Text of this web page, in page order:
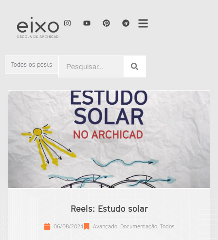
Todos os posts
Reels: Estudo solar
06/08/2024 Avançado Documentação Todos